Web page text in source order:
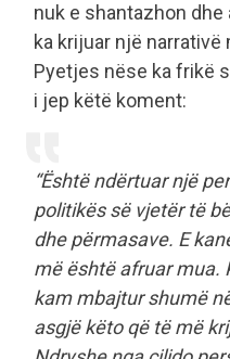
nuk e shantazhon dhe
ka krijuar një
Pyetjes nëse ka frikë
i jep këtë koment:
“Është ndërtuar një
politikës së vjetër të
dhe përmasave. E
më është afruar mua.
kam mbajtur shumë
asgjë këto që të më